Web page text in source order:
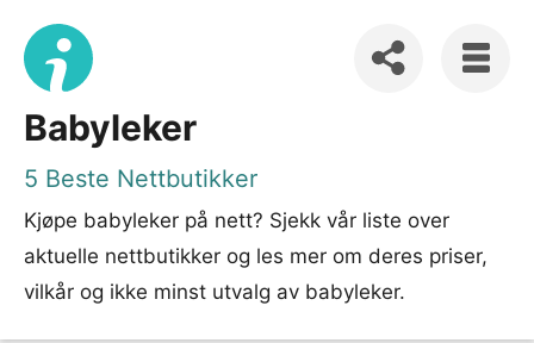
Babyleker
5 Beste Nettbutikker
Kjøpe babyleker på nett? Sjekk vår liste over
aktuelle nettbutikker og les mer om deres priser,
vilkår og ikke minst utvalg av babyleker.